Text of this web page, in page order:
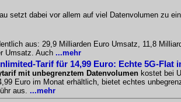
setzt dabei vor allem auf viel Datenvolumen zu
aus: 29,9 Milliarden Euro Umsatz, 11,8
Umsatz. Auch ...mehr
Tarif für 14,99 Euro: Echte 5G-Flat
mit unbegrenztem Datenvolumen kostet bei
Euro im Monat erhältlich, bietet echtes
aus. ...mehr